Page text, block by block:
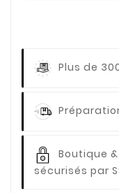
Plus de
Boutique
sécurisés par